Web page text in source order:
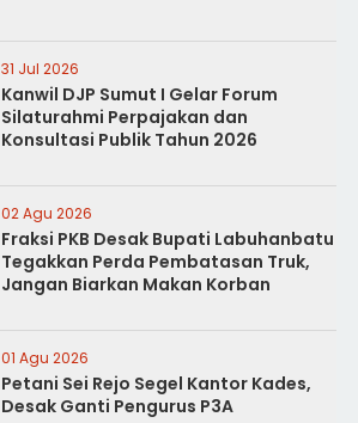
31 Jul 2026
Kanwil DJP Sumut I Gelar Forum
Silaturahmi Perpajakan dan
Konsultasi Publik Tahun 2026
02 Agu 2026
Fraksi PKB Desak Bupati Labuhanbatu
Tegakkan Perda Pembatasan Truk,
Jangan Biarkan Makan Korban
01 Agu 2026
Petani Sei Rejo Segel Kantor Kades,
Desak Ganti Pengurus P3A